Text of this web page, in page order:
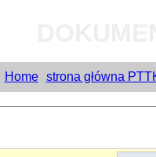
Home strona główna